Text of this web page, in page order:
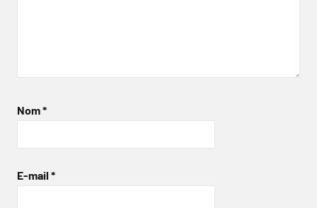
Nom*
E-mail *